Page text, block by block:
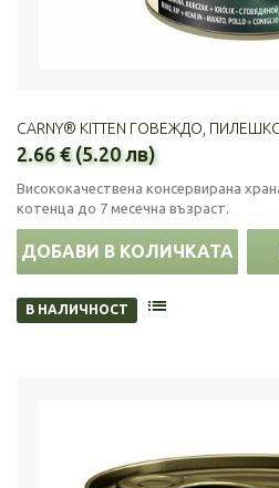
CARNY® KITTEN ГОВЕЖДО,
2.66 € (5.20 лв)
Висококачествена консервирана
котенца до 7 месечна възраст.
ДОБАВИ В КОЛИЧКАТА
В НАЛИЧНОСТ